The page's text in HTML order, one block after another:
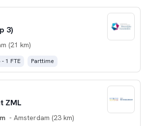
3)
(21 km)
- 1 FTE Parttime
ZML
- Amsterdam (23 km)